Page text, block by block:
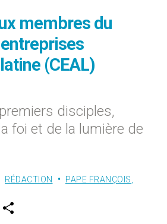
membres du
(CEAL)
disciples,
foi et de la lumière de
RÉDACTION PAPE FRANÇOIS
w